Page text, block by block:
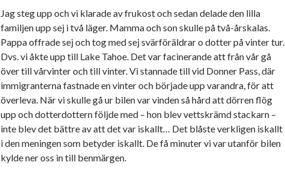
Jag steg upp och vi klarade av frukost och sedan delade den lilla
familjen upp sej i två läger. Mamma och son skulle på två-årskalas.
Pappa offrade sej och tog med sej svärföräldrar o dotter på vinter tur.
Dvs. vi åkte upp till Lake Tahoe. Det var facinerande att från vår gå
över till vårvinter och till vinter. Vi stannade till vid Donner Pass, där
immigranterna fastnade en vinter och började upp varandra, för att
överleva. När vi skulle gå ur bilen var vinden så hård att dörren flög
upp och dotterdottern följde med – hon blev vettskrämd stackarn –
inte blev det bättre av att det var iskallt… Det blåste verkligen iskallt
i den meningen som betyder iskallt. De få minuter vi var utanför bilen
kylde ner oss in till benmärgen.